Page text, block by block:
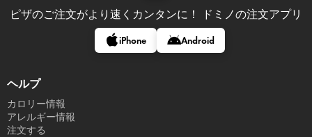
ピザのご注文がより速くカンタンに！ ドミノの注文アプリ
iPhone Android
ヘルプ
カロリー情報
アレルギー情報
注文する